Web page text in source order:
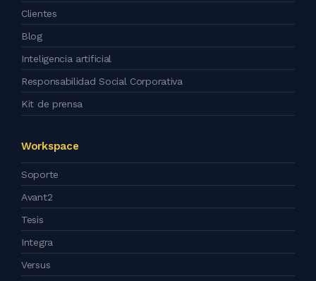
Clientes
Blog
Inteligencia artificial
Responsabilidad Social Corporativa
Kit de prensa
Workspace
Soporte
Avant2
Tesis
Integra
Versus